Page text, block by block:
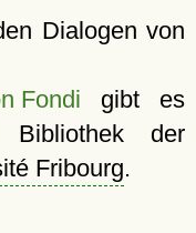
Dialogen von
Fondi gibt es
der
Fribourg.